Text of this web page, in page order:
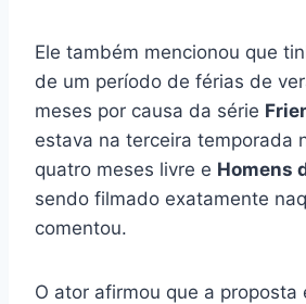
Ele também mencionou que
de um período de férias de
meses por causa da série
estava na terceira temporada
quatro meses livre e Homens
sendo filmado exatamente
comentou.
O ator afirmou que a proposta